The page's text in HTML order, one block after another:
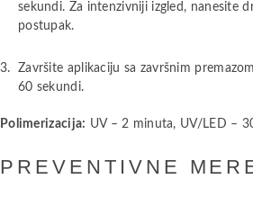
sekundi. Za intenzivniji izgled, nanesite
postupak.
Završite aplikaciju sa završnim
60 sekundi.
Polimerizacija: UV – 2 minuta, UV/LED –
PREVENTIVNE